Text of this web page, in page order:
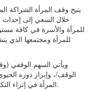
يتيح وقف المرأة الشراكة
خلال السعي إلى إحداث
للمرأة والأسرة في كافة
للمرأة ومجتمعها الذي
ويأتي السهم الوقفي
الوقف/، وإبراز دوره
المرأة في إثراء التكافل المجتمعي، والعمل على إنمائه وتطويره.